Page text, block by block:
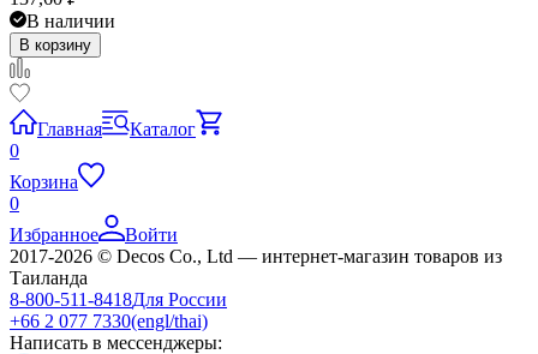
В наличии
В корзину
Главная
Каталог
0
Корзина
0
Избранное
Войти
2017-2026 © Decos Co., Ltd — интернет-магазин товаров из
Таиланда
8-800-511-8418Для России
+66 2 077 7330(engl/thai)
Написать в мессенджеры: